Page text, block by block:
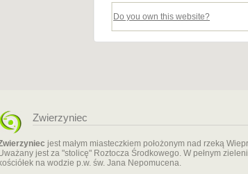
Do you own this website?
Zwierzyniec
jest małym miasteczkiem położonym nad rzeką
jest za "stolicę" Roztocza Środkowego. W pełnym
na wodzie p.w. św. Jana Nepomucena.